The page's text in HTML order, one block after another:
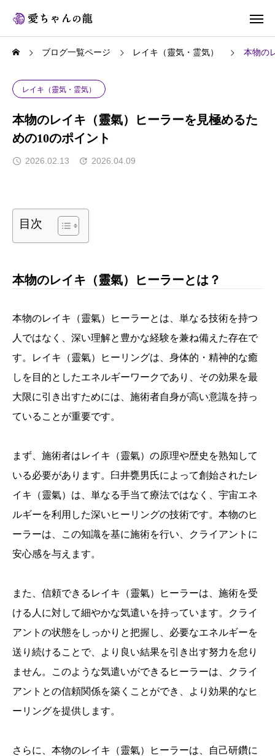
ブログ一覧ページ レイキ（靈気・霊気） 本物の
レイキ（靈気・霊気）
本物のレイキ（靈氣）ヒーラーを見極めるた
めの10のポイント
2026.02.13 2026.04.09
目次
本物のレイキ（靈氣）ヒーラーとは？
本物のレイキ（靈氣）ヒーラーとは、単なる技術を持つ
人ではなく、深い理解と豊かな経験を兼ね備えた存在で
す。レイキ（靈氣）ヒーリングは、身体的・精神的な癒
しを目的としたエネルギーワークであり、その効果を最
大限に引き出すためには、施術者自身が高い意識を持っ
ていることが重要です。
まず、施術者はレイキ（靈氣）の原理や歴史を熟知して
いる必要があります。臼井甕男氏によって創始されたレ
イキ（靈氣）は、単なる手当て療法ではなく、宇宙エネ
ルギーを利用した深いヒーリングの技術です。本物のヒ
ーラーは、この知識を基に施術を行い、クライアントに
安心感を与えます。
また、信頼できるレイキ（靈氣）ヒーラーは、施術を受
ける人に対して細やかな気遣いを持っています。クライ
アントの状態をしっかりと把握し、必要なエネルギーを
送り続けることで、より良い結果を引き出す努力を怠り
ません。このような気遣いができるヒーラーは、クライ
アントとの信頼関係を築くことができ、より効果的なヒ
ーリングを提供します。
さらに、本物のレイキ（靈氣）ヒーラーは、自己研鑽に